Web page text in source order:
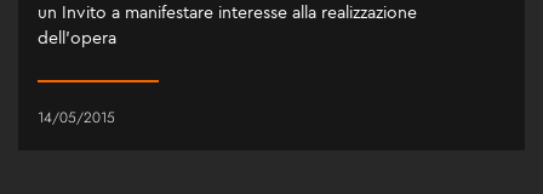
un Invito a manifestare interesse alla realizzazione
dell’opera
14/05/2015